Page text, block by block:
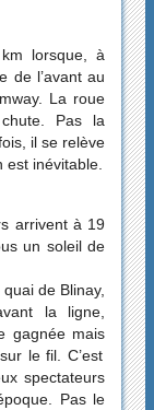
lorsque, à
de l’avant au
La roue
Pas la
il se relève
est inévitable.
arrivent à 19
un soleil de
de Blinay,
la ligne,
gagnée mais
le fil. C’est
spectateurs
Pas le